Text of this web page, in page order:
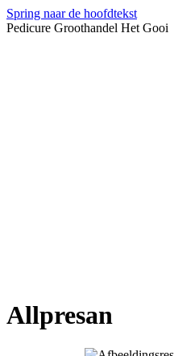
Spring naar de hoofdtekst
Pedicure Groothandel Het Gooi
Allpresan